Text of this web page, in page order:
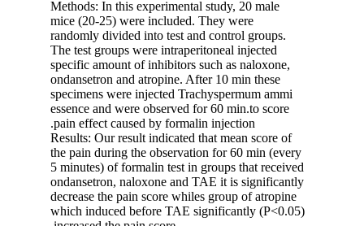
Methods: In this experimental study, 20 male
mice (20-25) were included. They were
randomly divided into test and control groups.
The test groups were intraperitoneal injected
specific amount of inhibitors such as naloxone,
ondansetron and atropine. After 10 min these
specimens were injected Trachyspermum ammi
essence and were observed for 60 min.to score
pain effect caused by formalin injection.
Results: Our result indicated that mean score of
the pain during the observation for 60 min (every
5 minutes) of formalin test in groups that received
ondansetron, naloxone and TAE it is significantly
decrease the pain score whiles group of atropine
which induced before TAE significantly (P<0.05)